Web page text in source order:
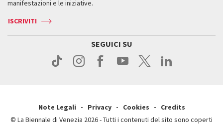
Come raggiungerci
Press
Servizi al pubblico
Come raggiungerci
Contatti
manifestazioni e le iniziative.
ISCRIVITI
SEGUICI SU
Note Legali Privacy Cookies
Credits
© La Biennale di Venezia 2026 - Tutti i contenuti del sito sono coperti